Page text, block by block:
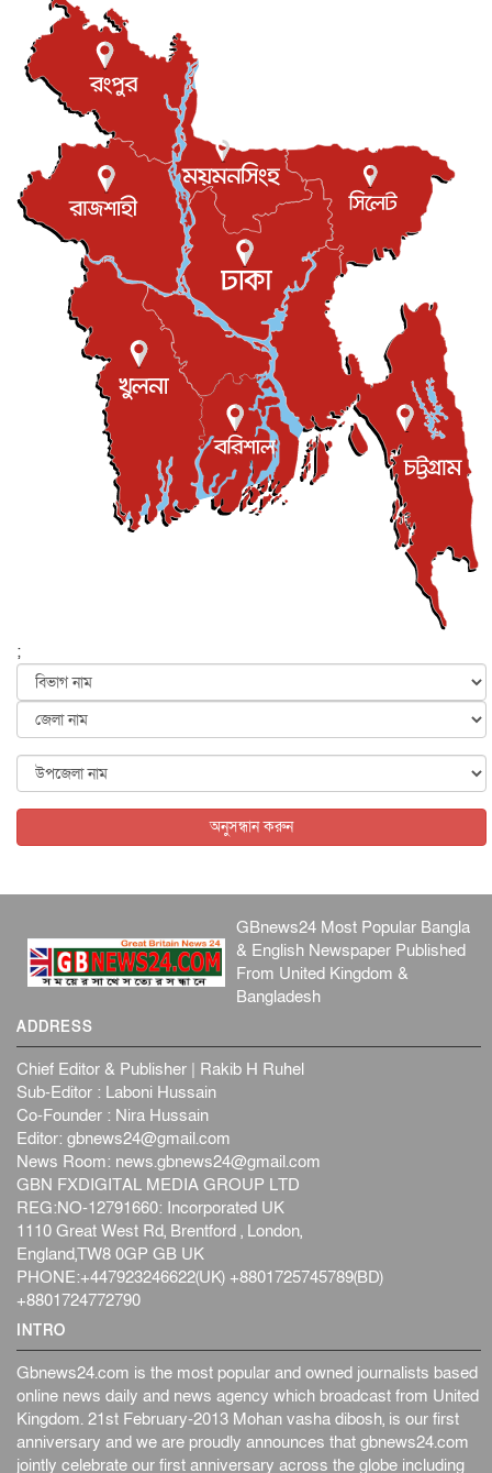
আন্তর্জাতিক
যুক্তরাষ্ট্রে পারিবারিক সংঘাতে বন্দুক হামলা, নিহত ৩
আন্তর্জাতিক
টি-টোয়েন্টি ইতিহাসের সর্বোচ্চ রানের মালিক এখন জস বাটলার
খেলাধুলা ৬ আগস্ট, ২০২৬
বস্তিতে কেটেছে শৈশব, আজ মুম্বাইয়ে দুই বাড়ির মালিক
৬ আগস্ট, ২০২৬
যুক্তরাজ্যে বসবাসরত জাতীয়তাবাদী কুলাউড়াবাসীর মত বিনিময়
সভা...
ইউকে কমিউনিটি ৫ আগস্ট, ২০২৬
প্রধানমন্ত্রীকে সৌদি আরব সফরের আমন্ত্রণ
জাতীয় ৫ আগস্ট, ২০২৬
জুলাই গণ-অভ্যুত্থান দিবস আজ, স্মরণে দেশজুড়ে কর্মসূচি
৫ আগস্ট, ২০২৬
জনগণ পরিবর্তন চেয়েছে বলেই জুলাই আন্দোলন সফল :
প্রধানমন্ত্রী
জাতীয় ৫ আগস্ট, ২০২৬
বেনজীর আহমেদের সঙ্গে পরীমনির ঘনিষ্ঠ সম্পর্ক ছিল : নাসির
৫ আগস্ট, ২০২৬
হরমুজ নিয়ে ইরান-মার্কিন চুক্তি হতে পারে আজ : মার্কিন অর্থমন...
আন্তর্জাতিক ৫ আগস্ট, ২০২৬
পৃথিবীর দিকে আসছে বিধ্বংসী বস্তু, পারমাণবিক বোমা দিয়ে করা
ব্...
;
অনুসন্ধান করুন
GBnews24 Most Popular Bangla
& English Newspaper Published
From United Kingdom &
Bangladesh
ADDRESS
Chief Editor & Publisher | Rakib H Ruhel
Sub-Editor : Laboni Hussain
Co-Founder : Nira Hussain
Editor: gbnews24@gmail.com
News Room: news.gbnews24@gmail.com
GBN FXDIGITAL MEDIA GROUP LTD
REG:NO-12791660: Incorporated UK
1110 Great West Rd, Brentford , London,
England,TW8 0GP GB UK
PHONE:+447923246622(UK) +8801725745789(BD)
+8801724772790
INTRO
Gbnews24.com is the most popular and owned journalists based
online news daily and news agency which broadcast from United
Kingdom. 21st February-2013 Mohan vasha dibosh, is our first
anniversary and we are proudly announces that gbnews24.com
jointly celebrate our first anniversary across the globe including